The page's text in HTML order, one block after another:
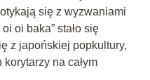
się z wyzwaniami
oi baka” stało się
z japońskiej popkultury,
na całym